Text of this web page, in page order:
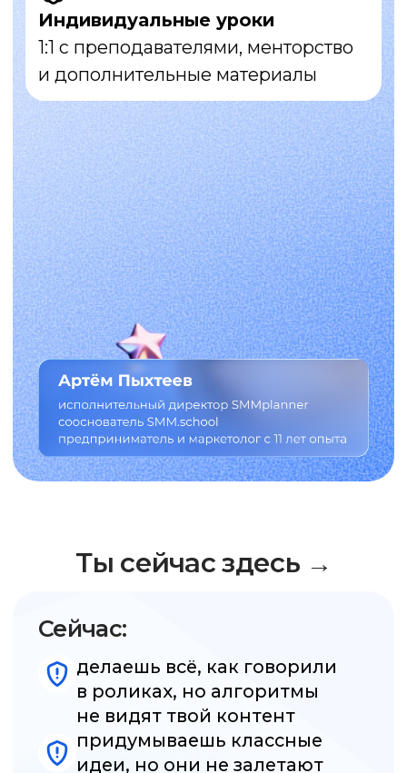
Ты сейчас здесь →
хочешь быть здесь
Ты сейчас здесь →
После обучения:
понимаешь, как работают
алгоритмы и как управлять
контентом
твои публикации приводят
Сейчас:
делаешь всё, как говорили
в роликах, но алгоритмы
не видят твой контент
придумываешь классные
идеи, но они не залетают
контент не продаёт, а люди
не подписываются
→ А хочешь быть здесь